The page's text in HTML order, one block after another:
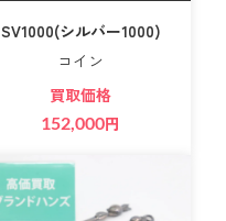
SV1000(シルバー1000)
コイン
買取価格
152,000円